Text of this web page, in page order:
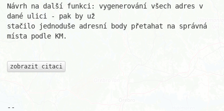
Návrh na další funkci: vygenerování všech adres v
dané ulici - pak by už
stačilo jednoduše adresní body přetahat na správná
místa podle KM.
zobrazit citaci
--